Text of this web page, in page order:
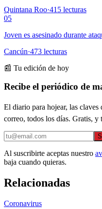
Quintana Roo·415 lecturas
05
Joven es asesinado durante
Cancún·473 lecturas
📰 Tu edición de hoy
Recibe el periódico de
El diario para hojear, las
correo, todos los días. Gratis, y
Al suscribirte aceptas nuestro
baja cuando quieras.
Relacionadas
Coronavirus